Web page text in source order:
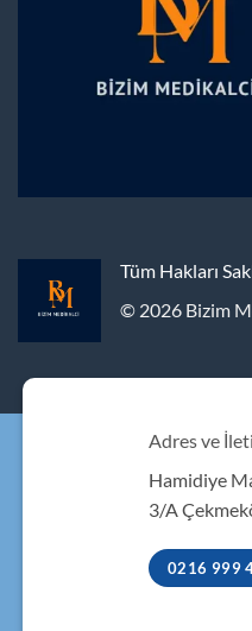
Tüm Hakları
© 2026 Bizim
Adres ve
Hamidiye
3/A
0216 999